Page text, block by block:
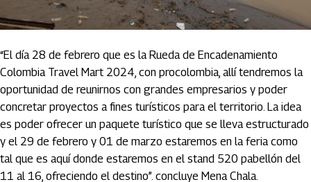
“El día 28 de febrero que es la Rueda de Encadenamiento
Colombia Travel Mart 2024, con procolombia, allí tendremos la
oportunidad de reunirnos con grandes empresarios y poder
concretar proyectos a fines turísticos para el territorio. La idea
es poder ofrecer un paquete turístico que se lleva estructurado
y el 29 de febrero y 01 de marzo estaremos en la feria como
tal que es aquí donde estaremos en el stand 520 pabellón del
11 al 16, ofreciendo el destino”. concluye Mena Chala.